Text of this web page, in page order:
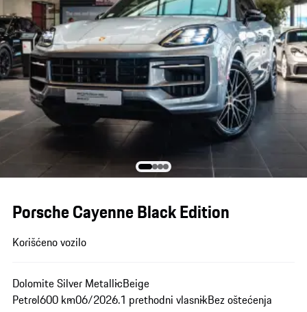
Porsche Cayenne Black Edition
Korišćeno vozilo
Dolomite Silver MetallicBeige
Petrol600 km06/2026.1 prethodni vlasnikBez oštećenja